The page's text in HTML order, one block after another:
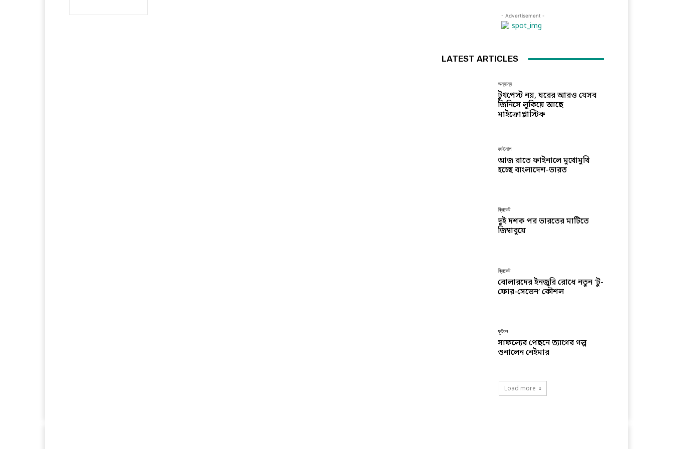
- Advertisement -
LATEST ARTICLES
অন্যান্য
টুথপেস্ট নয়, ঘরের আরও যেসব
জিনিসে লুকিয়ে আছে
মাইক্রোপ্লাস্টিক
ফাইনাল
আজ রাতে ফাইনালে মুখোমুখি
হচ্ছে বাংলাদেশ-ভারত
ক্রিকেট
দুই দশক পর ভারতের মাটিতে
জিম্বাবুয়ে
ক্রিকেট
বোলারদের ইনজুরি রোধে নতুন ‘টু-
ফোর-সেভেন’ কৌশল
ফুটবল
সাফল্যের পেছনে ত্যাগের গল্প
শুনালেন নেইমার
Load more